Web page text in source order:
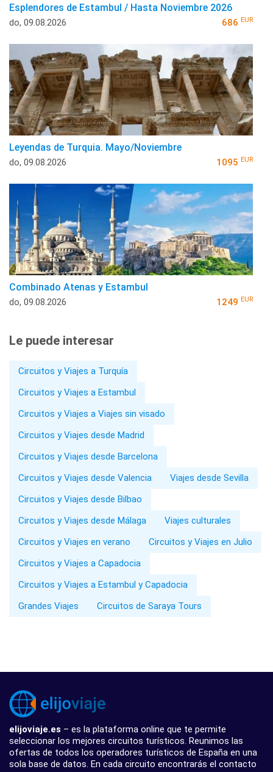
Esplendores de Estambul / Hasta Noviembre 2026
do, 09.08.2026 686 EUR
Leyendas de Turquia. Mayo/Noviembre
do, 09.08.2026 1095 EUR
Combinado Atenas y Estambul
do, 09.08.2026 1249 EUR
Le puede interesar
Circuitos y Viajes a Turquía
Circuitos y Viajes a Estambul
Circuitos y Viajes a Viajes sin visado
Circuitos y Viajes desde Madrid
Circuitos y Viajes desde Barcelona
Circuitos y Viajes desde Valencia
Viajes desde Sevilla
Circuitos y Viajes desde Bilbao
Circuitos y Viajes desde Málaga
Viajes culturales
Circuitos y Viajes en verano
Circuitos y Viajes en Julio
Circuitos y Viajes a Capadocia
Circuitos y Viajes a Estambul y Capadocia
Grandes Viajes
Circuitos de Saraya Tours
elijoviaje.es – es la plataforma online que te permite
seleccionar los mejores circuitos turísticos. Reunimos las
ofertas de todos los operadores turísticos de España en una
sola base de datos. En cada circuito encontrarás el contacto